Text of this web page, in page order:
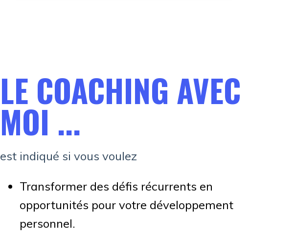
LE COACHING AVEC
MOI ...
est indiqué si vous voulez
Transformer des défis récurrents en
opportunités pour votre développement
personnel.